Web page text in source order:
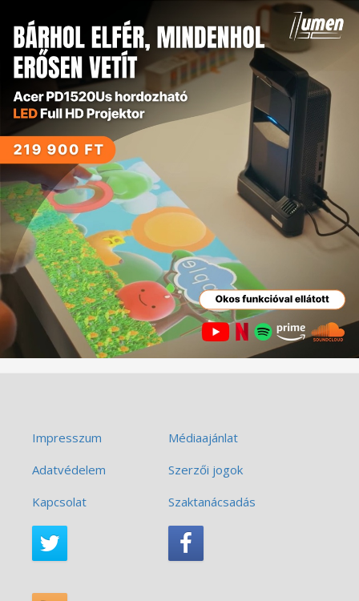
Impresszum
Médiaajánlat
Adatvédelem
Szerzői jogok
Kapcsolat
Szaktanácsadás